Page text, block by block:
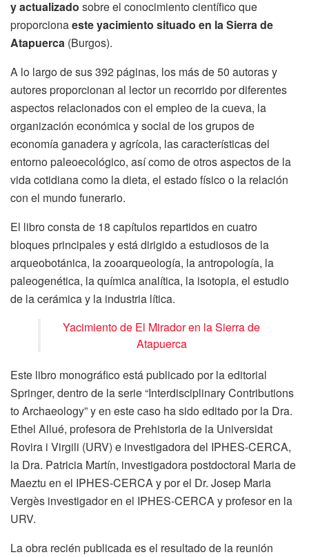
y actualizado sobre el conocimiento científico que
proporcionaeste yacimiento situado en la Sierra de
Atapuerca (Burgos).
A lo largo de sus 392 páginas, los más de 50 autoras y
autores proporcionan al lector un recorrido por diferentes
aspectos relacionados con el empleo de la cueva, la
organización económica y social de los grupos de
economía ganadera y agrícola, las características del
entorno paleoecológico, así como de otros aspectos de la
vida cotidiana como la dieta, el estado físico o la relación
con el mundo funerario.
El libro consta de 18 capítulos repartidos en cuatro
bloques principales y está dirigido a estudiosos de la
arqueobotánica, la zooarqueología, la antropología, la
paleogenética, la química analítica, la isotopia, el estudio
de la cerámica y la industria lítica.
Yacimiento de El Mirador en la Sierra de
Atapuerca
Este libro monográfico está publicado por la editorial
Springer, dentro de la serie “Interdisciplinary Contributions
to Archaeology” y en este caso ha sido editado por la Dra.
Ethel Allué, profesora de Prehistoria de la Universidat
Rovira i Virgili (URV) e investigadora del IPHES-CERCA,
la Dra. Patricia Martín, investigadora postdoctoral Maria de
Maeztu en el IPHES-CERCA y por el Dr. Josep Maria
Vergès investigador en el IPHES-CERCA y profesor en la
URV.
La obra recién publicada es el resultado de la reunión